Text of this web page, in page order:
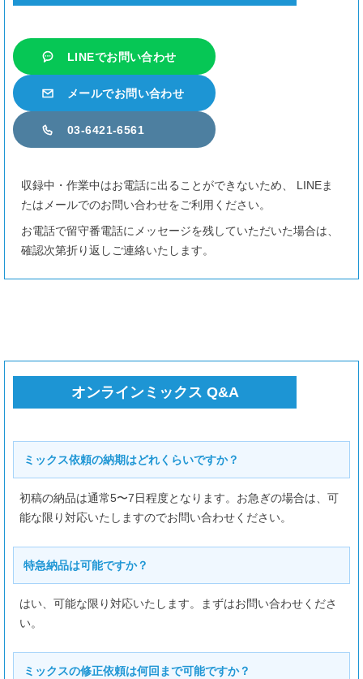
LINEでお問い合わせ
メールでお問い合わせ
03-6421-6561
収録中・作業中はお電話に出ることができないため、 LINEま
たはメールでのお問い合わせをご利用ください。
お電話で留守番電話にメッセージを残していただいた場合は、
確認次第折り返しご連絡いたします。
オンラインミックス Q&A
ミックス依頼の納期はどれくらいですか？
初稿の納品は通常5〜7日程度となります。お急ぎの場合は、可
能な限り対応いたしますのでお問い合わせください。
特急納品は可能ですか？
はい、可能な限り対応いたします。まずはお問い合わせくださ
い。
ミックスの修正依頼は何回まで可能ですか？